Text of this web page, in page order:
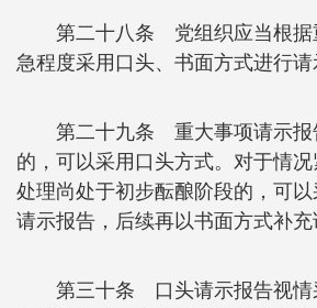
第二十八条 党组织应当根据
急程度采用口头、书面方式进行请
第二十九条 重大事项请示报
的，可以采用口头方式。对于情
处理尚处于初步酝酿阶段的，可
请示报告，后续再以书面方式补充
第三十条 口头请示报告视情